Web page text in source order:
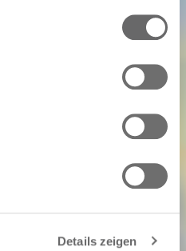
Details zeigen